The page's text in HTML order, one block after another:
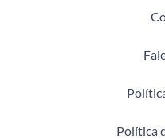
Política